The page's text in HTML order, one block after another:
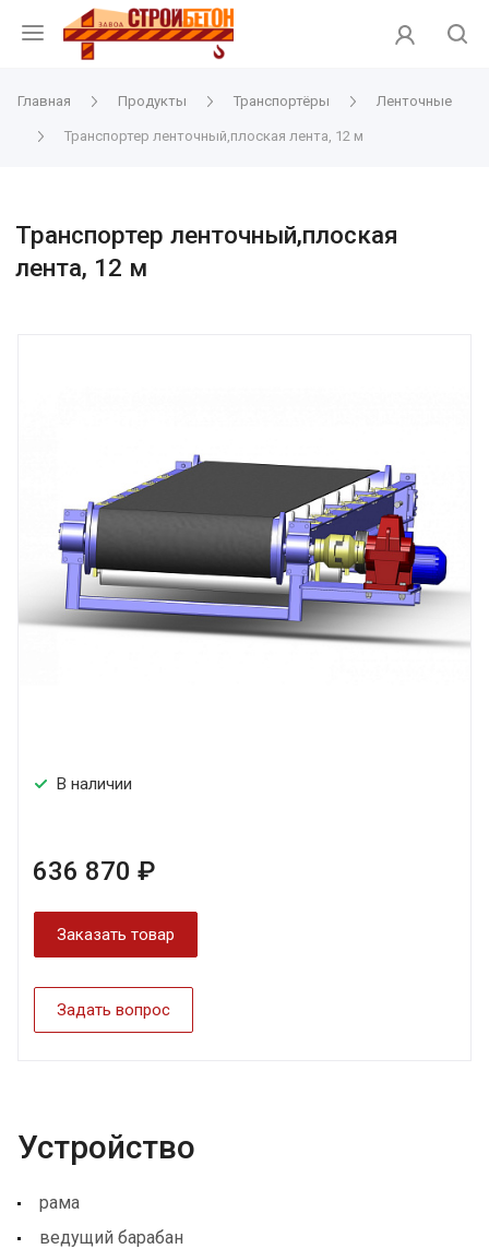
Главная Продукты Транспортёры Ленточные
Транспортер ленточный,плоская лента, 12 м
Транспортер ленточный,плоская
лента, 12 м
В наличии
636 870 ₽
Заказать товар
Задать вопрос
Устройство
рама
ведущий барабан